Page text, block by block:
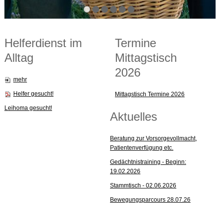
Helferdienst im
Alltag
mehr
Helfer gesucht!
Leihoma gesucht!
Termine
Mittagstisch
2026
Mittagstisch Termine 2026
Aktuelles
Beratung zur Vorsorgevollmacht,
Patientenverfügung etc.
Gedächtnistraining - Beginn:
19.02.2026
Stammtisch - 02.06.2026
Bewegungsparcours 28.07.26